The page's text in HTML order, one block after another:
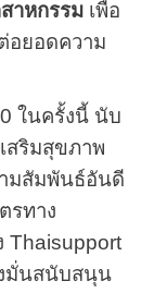
าหกรรม เพื่อ
อยอดความ
ในครั้งนี้ นับ
สริมสุขภาพ
ามสัมพันธ์อันดี
รทาง
Thaisupport
มั่นสนับสนุน